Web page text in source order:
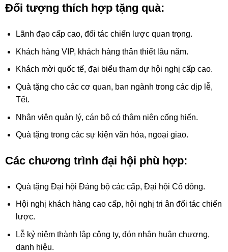
Đối tượng thích hợp tặng quà:
Lãnh đạo cấp cao, đối tác chiến lược quan trọng.
Khách hàng VIP, khách hàng thân thiết lâu năm.
Khách mời quốc tế, đại biểu tham dự hội nghị cấp cao.
Quà tặng cho các cơ quan, ban ngành trong các dịp lễ,
Tết.
Nhân viên quản lý, cán bộ có thâm niên cống hiến.
Quà tặng trong các sự kiện văn hóa, ngoại giao.
Các chương trình đại hội phù hợp:
Quà tặng Đại hội Đảng bộ các cấp, Đại hội Cổ đông.
Hội nghị khách hàng cao cấp, hội nghị tri ân đối tác chiến
lược.
Lễ kỷ niệm thành lập công ty, đón nhận huân chương,
danh hiệu.